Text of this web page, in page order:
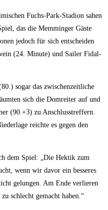
Fuchs-Park-Sta­di­on sahen
das die Mem­min­ger Gäs­te
jedoch für sich ent­schei­den
(24. Minu­te) und Sai­ler Fidal­
sogar das zwi­schen­zeit­li­che
sich die Dom­rei­ter auf und
(90.+3) zu Anschluss­tref­fern.
reich­te es gegen den
dem Spiel: „Die Hek­tik zum
wenn wir davor ein bes­se­res
gelun­gen. Am Ende ver­lie­ren
schlecht gemacht haben.“